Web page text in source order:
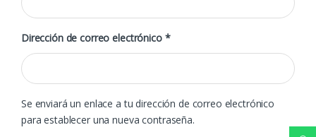
Dirección de correo electrónico *
Se enviará un enlace a tu dirección de correo electrónico
para establecer una nueva contraseña.